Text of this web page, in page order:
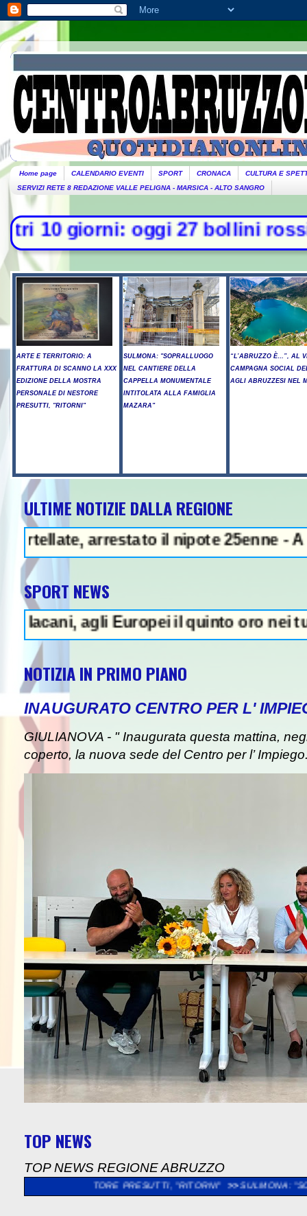
Home page CALENDARIO EVENTI SPORT CRONACA
CULTURA E
SERVIZI RETE 8 REDAZIONE VALLE PELIGNA - MARSICA - ALTO SANGRO
oggi 27 bollini rossi,
ARTE E TERRITORIO: A
FRATTURA DI SCANNO LA XXX
EDIZIONE DELLA MOSTRA
PERSONALE DI NESTORE
PRESUTTI, "RITORNI"
SULMONA: "SOPRALLUOGO
NEL CANTIERE DELLA
CAPPELLA MONUMENTALE
INTITOLATA ALLA FAMIGLIA
MAZARA"
“L’ABRUZZO È…”, AL
CAMPAGNA SOCIAL
AGLI ABRUZZESI NEL
ULTIME NOTIZIE DALLA REGIONE
arrestato il nipote 25enne - A
SPORT NEWS
agli Europei il quinto oro nei tuffi
NOTIZIA IN PRIMO PIANO
INAUGURATO CENTRO PER L'
GIULIANOVA - " Inaugurata questa mattina,
coperto, la nuova sede del Centro per l’
TOP NEWS
TOP NEWS REGIONE ABRUZZO
PRESUTTI, "RITORNI" >> SULMONA: "SOPRALLUOGO
- Arresto illegale e peculato,